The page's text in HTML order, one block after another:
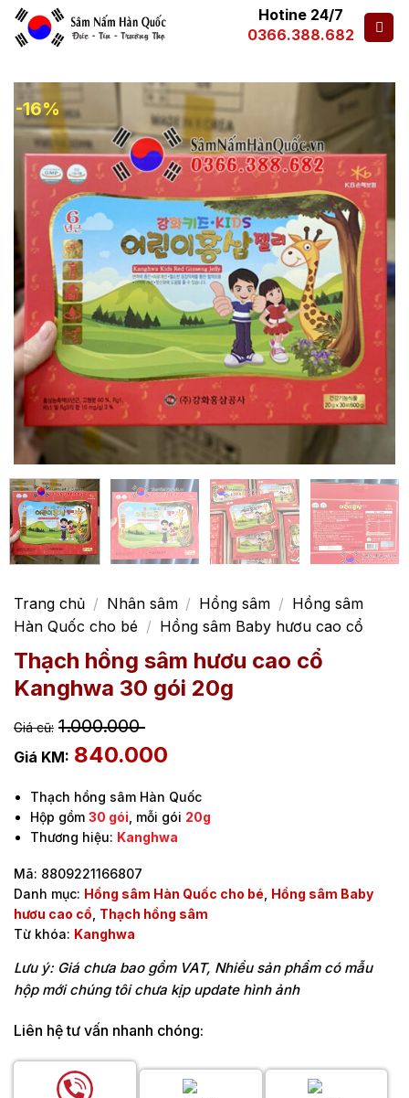
Hotine 24/7
0366.388.682
-16%
Trang chủ / Nhân sâm / Hồng sâm / Hồng sâm
Hàn Quốc cho bé / Hồng sâm Baby hươu cao cổ
Thạch hồng sâm hươu cao cổ
Kanghwa 30 gói 20g
1.000.000
840.000
Thạch hồng sâm Hàn Quốc
Hộp gồm30 gói , mỗi gói 20g
Thương hiệu: Kanghwa
Mã: 8809221166807
Danh mục: Hồng sâm Hàn Quốc cho bé, Hồng sâm Baby
hươu cao cổ, Thạch hồng sâm
Từ khóa: Kanghwa
Lưu ý: Giá chưa bao gồm VAT, Nhiều sản phẩm có mẫu
hộp mới chúng tôi chưa kịp update hình ảnh
Liên hệ tư vấn nhanh chóng: